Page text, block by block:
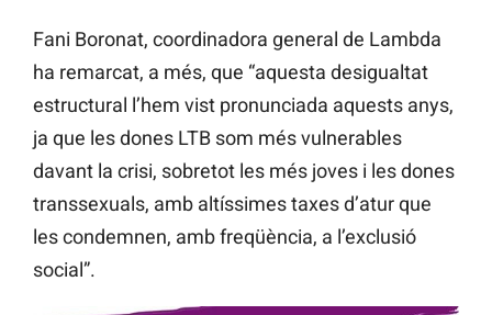
Fani Boronat, coordinadora general de Lambda
ha remarcat, a més, que “aquesta desigualtat
estructural l’hem vist pronunciada aquests anys,
ja que les dones LTB som més vulnerables
davant la crisi, sobretot les més joves i les dones
transsexuals, amb altíssimes taxes d’atur que
les condemnen, amb freqüència, a l’exclusió
social”.